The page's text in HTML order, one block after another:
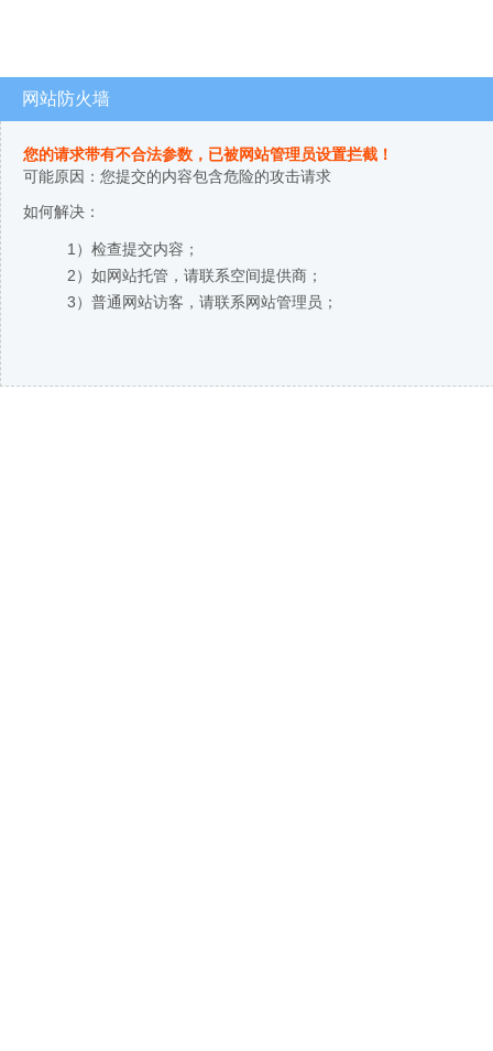
网站防火墙
您的请求带有不合法参数，已被网站管理员设置拦截！
可能原因：您提交的内容包含危险的攻击请求
如何解决：
1）检查提交内容；
2）如网站托管，请联系空间提供商；
3）普通网站访客，请联系网站管理员；